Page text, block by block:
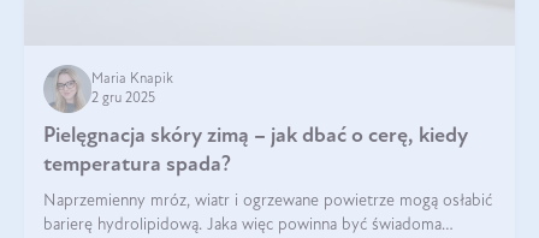
Maria Knapik
2 gru 2025
Pielęgnacja skóry zimą – jak dbać o cerę, kiedy
temperatura spada?
Naprzemienny mróz, wiatr i ogrzewane powietrze mogą osłabić
barierę hydrolipidową. Jaka więc powinna być świadoma